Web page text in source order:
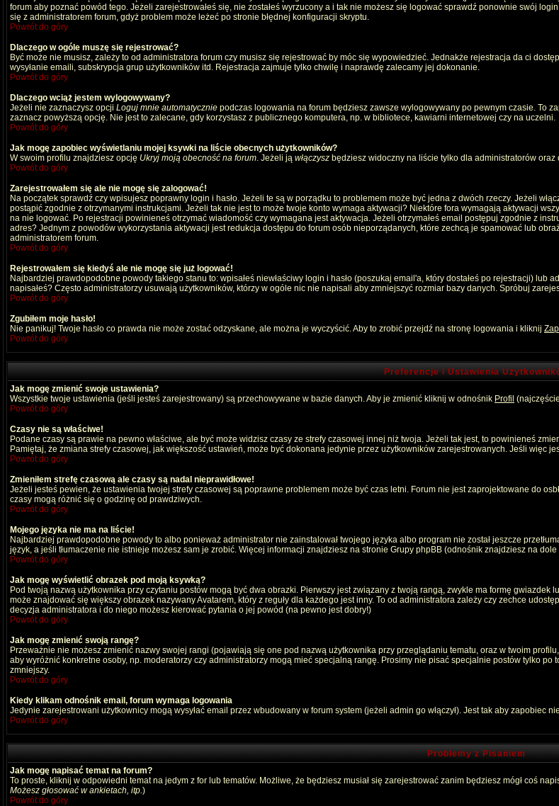
forum aby poznać powód tego. Jeżeli zarejestrowałeś się, nie zostałeś wyrzucony a i tak nie możesz się logować sprawdź ponownie swój
się z administratorem forum, gdyż problem może leżeć po stronie błędnej konfiguracji skryptu.
Powrót do góry
Dlaczego w ogóle muszę się rejestrować?
Być może nie musisz, zależy to od administratora forum czy musisz się rejestrować by móc się wypowiedzieć. Jednakże rejestracja da ci
wysyłanie emaili, subskrypcja grup użytkowników itd. Rejestracja zajmuje tylko chwilę i naprawdę zalecamy jej dokonanie.
Powrót do góry
Dlaczego wciąż jestem wylogowywany?
Jeżeli nie zaznaczysz opcji Loguj mnie automatycznie podczas logowania na forum będziesz zawsze wylogowywany po pewnym czasie. To
zaznacz powyższą opcję. Nie jest to zalecane, gdy korzystasz z publicznego komputera, np. w bibliotece, kawiarni internetowej czy na uczelni.
Powrót do góry
Jak mogę zapobiec wyświetlaniu mojej ksywki na liście obecnych użytkowników?
W swoim profilu znajdziesz opcję Ukryj moją obecność na forum. Jeżeli ją włączysz będziesz widoczny na liście tylko dla administratorów
Powrót do góry
Zarejestrowałem się ale nie mogę się zalogować!
Na początek sprawdź czy wpisujesz poprawny login i hasło. Jeżeli te są w porządku to problemem może być jedna z dwóch rzeczy. Jeżeli
postąpić zgodnie z otrzymanymi instrukcjami. Jeżeli tak nie jest to może twoje konto wymaga aktywacji? Niektóre fora wymagają aktywacji
na nie logować. Po rejestracji powinieneś otrzymać wiadomość czy wymagana jest aktywacja. Jeżeli otrzymałeś email postępuj zgodnie z
adres? Jednym z powodów wykorzystania aktywacji jest redukcja dostępu do forum osób nieporządanych, które zechcą je spamować lub
administratorem forum.
Powrót do góry
Rejestrowałem się kiedyś ale nie mogę się już logować!
Najbardziej prawdopodobne powody takiego stanu to: wpisałeś niewłaściwy login i hasło (poszukaj email'a, który dostałeś po rejestracji) lub
napisałeś? Często administratorzy usuwają użytkowników, którzy w ogóle nic nie napisali aby zmniejszyć rozmiar bazy danych. Spróbuj
Powrót do góry
Zgubiłem moje hasło!
Nie panikuj! Twoje hasło co prawda nie może zostać odzyskane, ale można je wyczyścić. Aby to zrobić przejdź na stronę logowania i kliknij
Powrót do góry
Preferencje i Ustawienia
Jak mogę zmienić swoje ustawienia?
Wszystkie twoje ustawienia (jeśli jesteś zarejestrowany) są przechowywane w bazie danych. Aby je zmienić kliknij w odnośnik Profil
Powrót do góry
Czasy nie są właściwe!
Podane czasy są prawie na pewno właściwe, ale być może widzisz czasy ze strefy czasowej innej niż twoja. Jeżeli tak jest, to powinieneś
Pamiętaj, że zmiana strefy czasowej, jak większość ustawień, może być dokonana jedynie przez użytkowników zarejestrowanych. Jeśli więc
Powrót do góry
Zmieniłem strefę czasową ale czasy są nadal nieprawidłowe!
Jeżeli jesteś pewien, że ustawienia twojej strefy czasowej są poprawne problemem może być czas letni. Forum nie jest zaprojektowane do
czasy mogą różnić się o godzinę od prawdziwych.
Powrót do góry
Mojego języka nie ma na liście!
Najbardziej prawdopodobne powody to albo ponieważ administrator nie zainstalował twojego języka albo program nie został jeszcze
język, a jeśli tłumaczenie nie istnieje możesz sam je zrobić. Więcej informacji znajdziesz na stronie Grupy phpBB (odnośnik znajdziesz na dole
Powrót do góry
Jak mogę wyświetlić obrazek pod moją ksywką?
Pod twoją nazwą użytkownika przy czytaniu postów mogą być dwa obrazki. Pierwszy jest związany z twoją rangą, zwykle ma formę
może znajdować się większy obrazek nazywany Avatarem, który z reguły dla każdego jest inny. To od administratora zależy czy zechce
decyzja administratora i do niego możesz kierować pytania o jej powód (na pewno jest dobry!)
Powrót do góry
Jak mogę zmienić swoją rangę?
Przeważnie nie możesz zmienić nazwy swojej rangi (pojawiają się one pod nazwą użytkownika przy przeglądaniu tematu, oraz w twoim
aby wyróżnić konkretne osoby, np. moderatorzy czy administratorzy mogą mieć specjalną rangę. Prosimy nie pisać specjalnie postów tylko
zmniejszy.
Powrót do góry
Kiedy klikam odnośnik email, forum wymaga logowania
Jedynie zarejestrowani użytkownicy mogą wysyłać email przez wbudowany w forum system (jeżeli admin go włączył). Jest tak aby zapobiec
Powrót do góry
Problemy z Pisaniem
Jak mogę napisać temat na forum?
To proste, kliknij w odpowiedni temat na jedym z for lub tematów. Możliwe, że będziesz musiał się zarejestrować zanim będziesz mógł coś
Możesz głosować w ankietach, itp.)
Powrót do góry